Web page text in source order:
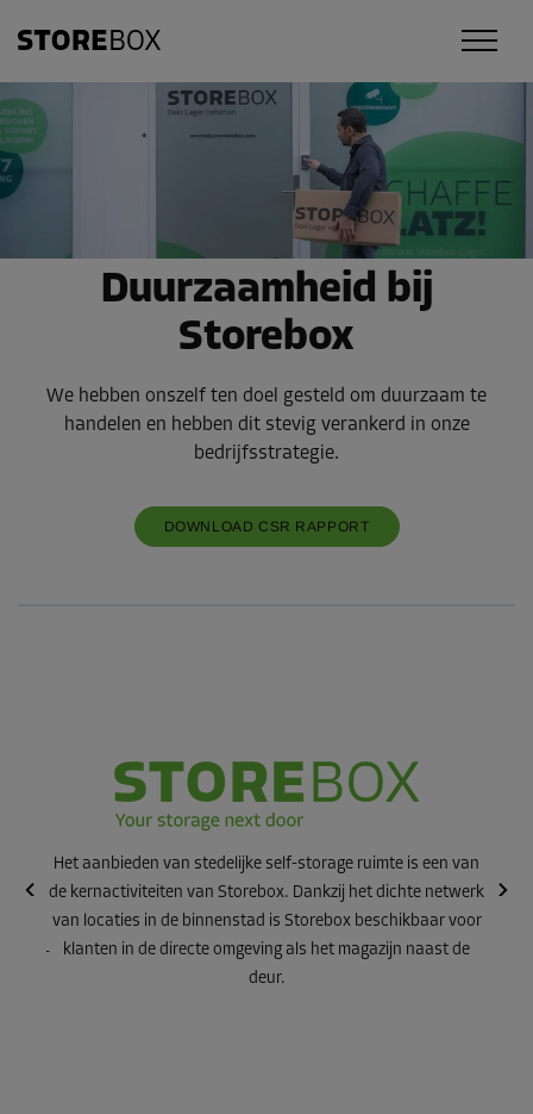
Duurzaamheid bij
Storebox
We hebben onszelf ten doel gesteld om duurzaam te
handelen en hebben dit stevig verankerd in onze
bedrijfsstrategie.
DOWNLOAD CSR RAPPORT
drop-
Het aanbieden van stedelijke self-storage ruimte is een van
de kernactiviteiten van Storebox. Dankzij het dichte netwerk
van locaties in de binnenstad is Storebox beschikbaar voor
klanten in de directe omgeving als het magazijn naast de
deur.
Met